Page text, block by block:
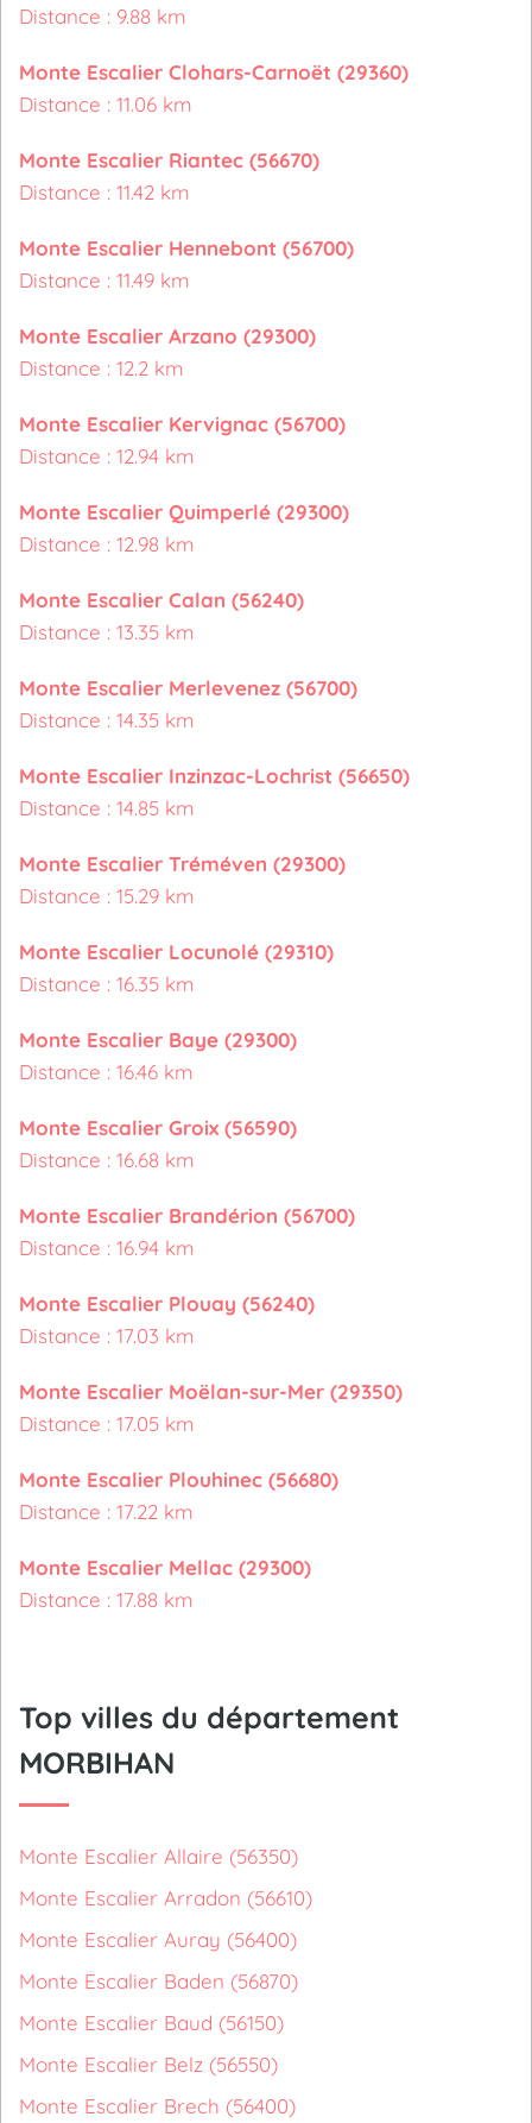
Distance : 9.88 km
Monte Escalier Clohars-Carnoët (29360)
Distance : 11.06 km
Monte Escalier Riantec (56670)
Distance : 11.42 km
Monte Escalier Hennebont (56700)
Distance : 11.49 km
Monte Escalier Arzano (29300)
Distance : 12.2 km
Monte Escalier Kervignac (56700)
Distance : 12.94 km
Monte Escalier Quimperlé (29300)
Distance : 12.98 km
Monte Escalier Calan (56240)
Distance : 13.35 km
Monte Escalier Merlevenez (56700)
Distance : 14.35 km
Monte Escalier Inzinzac-Lochrist (56650)
Distance : 14.85 km
Monte Escalier Tréméven (29300)
Distance : 15.29 km
Monte Escalier Locunolé (29310)
Distance : 16.35 km
Monte Escalier Baye (29300)
Distance : 16.46 km
Monte Escalier Groix (56590)
Distance : 16.68 km
Monte Escalier Brandérion (56700)
Distance : 16.94 km
Monte Escalier Plouay (56240)
Distance : 17.03 km
Monte Escalier Moëlan-sur-Mer (29350)
Distance : 17.05 km
Monte Escalier Plouhinec (56680)
Distance : 17.22 km
Monte Escalier Mellac (29300)
Distance : 17.88 km
Top villes du département
MORBIHAN
Monte Escalier Allaire (56350)
Monte Escalier Arradon (56610)
Monte Escalier Auray (56400)
Monte Escalier Baden (56870)
Monte Escalier Baud (56150)
Monte Escalier Belz (56550)
Monte Escalier Brech (56400)